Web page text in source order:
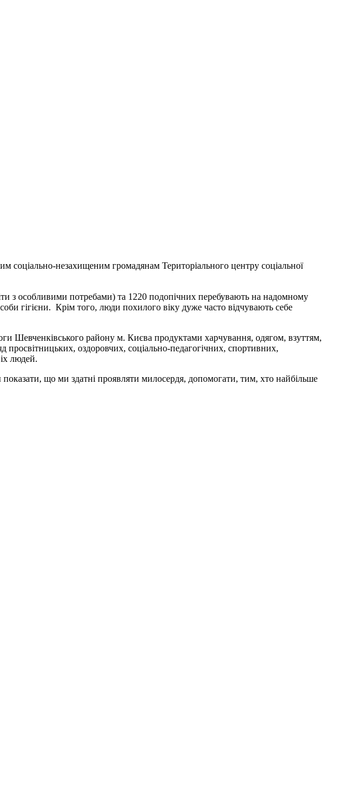
соціально-незахищеним громадянам Територіального центру соціальної
з особливими потребами) та 1220 подопічних перебувають на надомному
гігієни. Крім того, люди похилого віку дуже часто відчувають себе
Шевченківського району м. Києва продуктами харчування, одягом, взуттям,
просвітницьких, оздоровчих, соціально-педагогічних, спортивних,
людей.
що ми здатні проявляти милосердя, допомогати, тим, хто найбільше